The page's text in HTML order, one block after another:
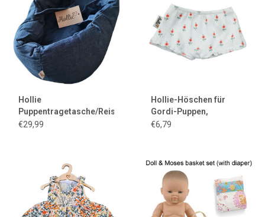
Hollie
Puppentragetasche/Reisewiege
aus coolem Denim mit
€29,99
Hollie-Höschen für
Gordi-Puppen,
durchbrochen mit
€6,79